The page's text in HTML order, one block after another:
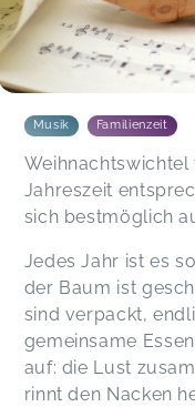
Musik Familienzeit
Jahreszeit
sich bestmöglich
Jedes Jahr ist es
der Baum ist
sind verpackt,
gemeinsame
auf: die Lust
rinnt den Nacken